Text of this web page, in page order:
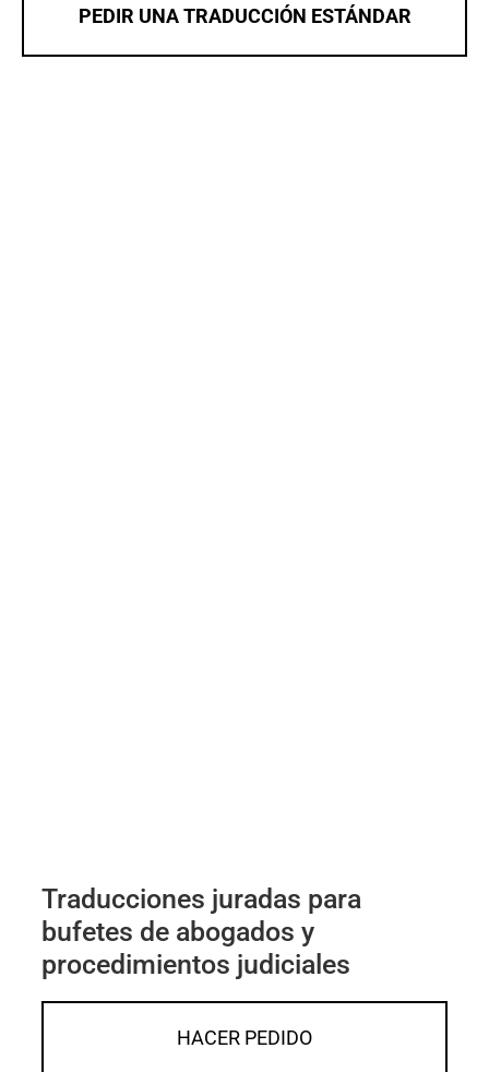
PEDIR UNA TRADUCCIÓN ESTÁNDAR
Traducciones juradas para
bufetes de abogados y
procedimientos judiciales
HACER PEDIDO